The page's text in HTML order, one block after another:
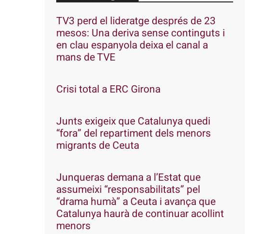
TV3 perd el lideratge després de 23
mesos: Una deriva sense continguts i
en clau espanyola deixa el canal a
mans de TVE
Crisi total a ERC Girona
Junts exigeix que Catalunya quedi
“fora” del repartiment dels menors
migrants de Ceuta
Junqueras demana a l’Estat que
assumeixi “responsabilitats” pel
“drama humà” a Ceuta i avança que
Catalunya haurà de continuar acollint
menors